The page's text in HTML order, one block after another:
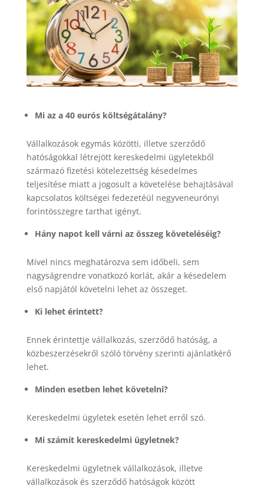
Mi az a 40 eurós költségátalány?
Vállalkozások egymás közötti, illetve szerződő
hatóságokkal létrejött kereskedelmi ügyletekből
származó fizetési kötelezettség késedelmes
teljesítése miatt a jogosult a követelése behajtásával
kapcsolatos költségei fedezetéül negyveneurónyi
forintösszegre tarthat igényt.
Hány napot kell várni az összeg követeléséig?
Mivel nincs meghatározva sem időbeli, sem
nagyságrendre vonatkozó korlát, akár a késedelem
első napjától követelni lehet az összeget.
Ki lehet érintett?
Ennek érintettje vállalkozás, szerződő hatóság, a
közbeszerzésekről szóló törvény szerinti ajánlatkérő
lehet.
Minden esetben lehet követelni?
Kereskedelmi ügyletek esetén lehet erről szó.
Mi számít kereskedelmi ügyletnek?
Kereskedelmi ügyletnek vállalkozások, illetve
vállalkozások és szerződő hatóságok között